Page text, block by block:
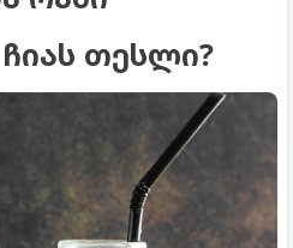
თესლი?